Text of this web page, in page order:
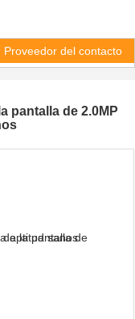
Proveedor del contacto
pantalla de 2.0MP